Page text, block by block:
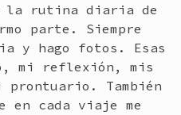
la rutina diaria de
parte. Siempre
y hago fotos. Esas
mi reflexión, mis
También
en cada viaje me